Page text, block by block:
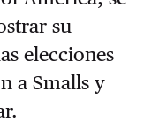
su
elecciones
a Smalls y